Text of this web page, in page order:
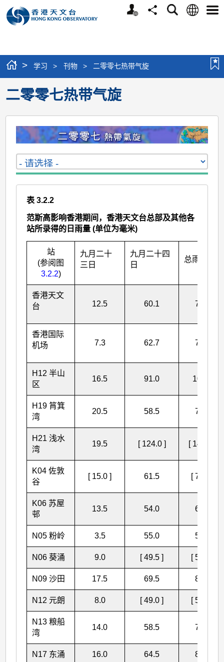
个
分
搜
语
选
> 学习 > 刊物 > 二零零七热带气旋
二零零七热带气旋
表 3.2.2
范斯高影响香港期间，香港天文台总部及其他各
站所录得的日雨量 (单位为毫米)
站
(参阅图
3.2.2)
九月二十
三日
九月二十四
日
总雨量
香港天文
台
12.5 60.1 72.6
香港国际
机场
7.3 62.7 70.0
H12 半山
区
16.5 91.0 107.5
H19 筲箕
湾
20.5 58.5 79.0
H21 浅水
湾
19.5 [ 124.0 ] [ 143.5 ]
K04 佐敦
谷
[ 15.0 ] 61.5 [ 76.5 ]
K06 苏屋
邨
13.5 54.0 67.5
N05 粉岭 3.5 55.0 58.5
N06 葵涌 9.0 [ 49.5 ] [ 58.5 ]
N09 沙田 17.5 69.5 87.0
N12 元朗 8.0 [ 49.0 ] [ 57.0 ]
N13 粮船
湾
14.0 58.5 72.5
N17 东涌 16.0 64.5 80.5